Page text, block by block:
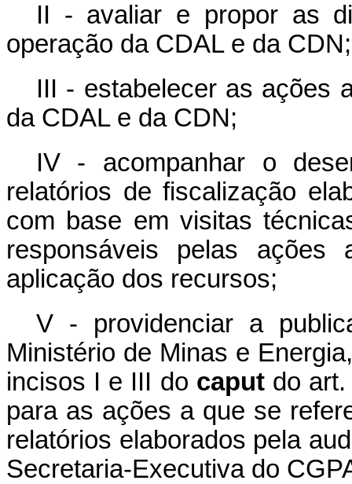
II - avaliar e propor as
operação da CDAL e da CDN;
III - estabelecer as ações
da CDAL e da CDN;
IV - acompanhar o
relatórios de fiscalização
com base em visitas
responsáveis pelas ações
aplicação dos recursos;
V - providenciar a
Ministério de Minas e
incisos I e III do caputdo art.
para as ações a que se
relatórios elaborados pela
Secretaria-Executiva do